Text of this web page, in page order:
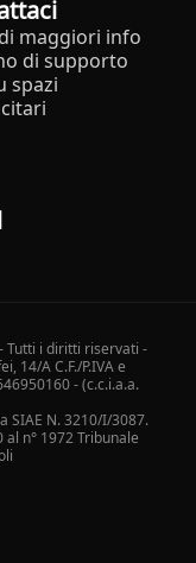
maggiori info
di supporto
spazi
Tutti i diritti riservati -
14/A C.F./P.IVA e
- (c.c.i.a.a.
SIAE N. 3210/I/3087.
n° 1972 Tribunale